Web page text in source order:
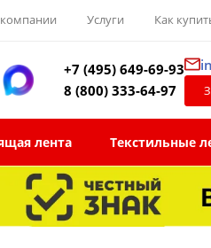
Услуги Как
+7 (495) 649-69-93
8 (800) 333-64-97
лента Текстильные